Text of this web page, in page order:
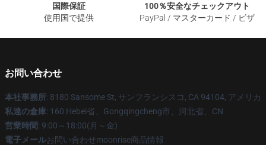
国際保証
使用国で提供
100％安全なチェックアウト
PayPal / マスターカード / ビザ
お問い合わせ
本社事務所: 8180 Sansome St, サンフランシスコ, CA 94104, アメリカ
私達の倉庫: 160 Hebei省、Gongqingcheng市、河北省、CN
営業時間: 9:00～18:00(月～金)
電子メールお問い合わせmoonrise商品情報